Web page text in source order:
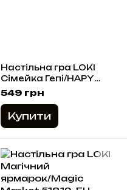
Настільна гра LOKI
Сімейка Гепі/HAPY
FAMILIES
549 грн
Купити